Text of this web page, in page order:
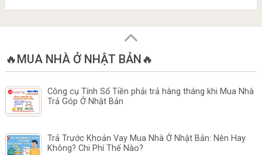
🔥MUA NHÀ Ở NHẬT BẢN🔥
Công cụ Tính Số Tiền phải trả hàng tháng khi Mua Nhà
Trả Góp Ở Nhật Bản
Trả Trước Khoản Vay Mua Nhà Ở Nhật Bản: Nên Hay
Không? Chi Phí Thế Nào?